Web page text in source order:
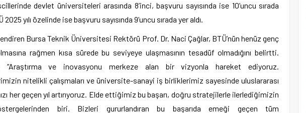
devlet üniversiteleri arasında 8’inci, başvuru sayısında ise 10’uncu sırada
yılı özelinde ise başvuru sayısında 9’uncu sırada yer aldı.
Bursa Teknik Üniversitesi Rektörü Prof. Dr. Naci Çağlar, BTÜ’nün henüz genç
rağmen kısa sürede bu seviyeye ulaşmasının tesadüf olmadığını belirtti.
“Araştırma ve inovasyonu merkeze alan bir vizyonla hareket ediyoruz.
nitelikli çalışmaları ve üniversite-sanayi iş birliklerimiz sayesinde uluslararası
her geçen yıl artırıyoruz. Elde ettiğimiz bu başarı, doğru stratejilerle ilerlediğimizin
biri. Bizleri gururlandıran bu başarıda emeği geçen tüm